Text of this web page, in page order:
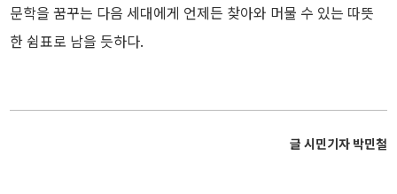
문학을 꿈꾸는 다음 세대에게 언제든 찾아와 머물 수 있는 따뜻
한 쉼표로 남을 듯하다.
글 시민기자 박민철